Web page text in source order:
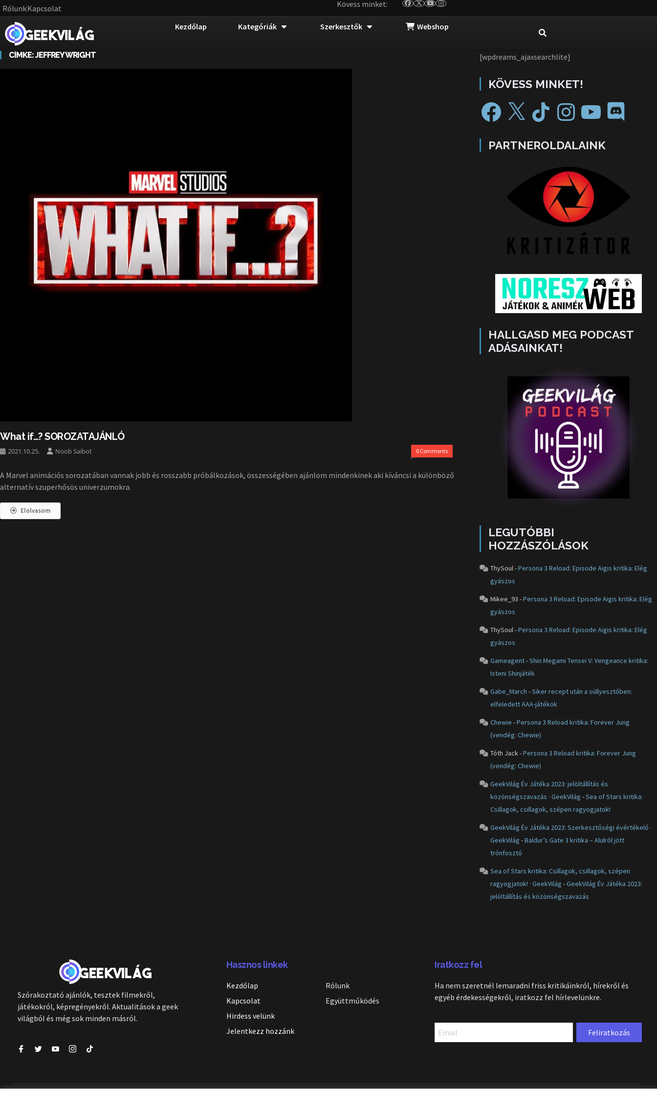
RólunkKapcsolat Kövess minket:
Kezdőlap Kategóriák Szerkesztők Webshop
CÍMKE:JEFFREY WRIGHT
What if…? SOROZATAJÁNLÓ
2021.10.25. Noob Saibot 0 Comments
A Marvel animációs sorozatában vannak jobb és rosszabb próbálkozások, összességében ajánlom mindenkinek aki kíváncsi a különböző
alternatív szuperhősös univerzumokra.
Elolvasom
[wpdreams_ajaxsearchlite]
KÖVESS MINKET!
PARTNEROLDALAINK
HALLGASD MEG PODCAST
ADÁSAINKAT!
LEGUTÓBBI
HOZZÁSZÓLÁSOK
ThySoul-Persona 3 Reload: Episode Aigis kritika: Elég
gyászos
Mikee_93 -Persona 3 Reload: Episode Aigis kritika: Elég
gyászos
ThySoul-Persona 3 Reload: Episode Aigis kritika: Elég
gyászos
Gameagent-Shin Megami Tensei V: Vengeance kritika:
Isteni Shinjáték
Gabe_March -Siker recept után a süllyesztőben:
elfeledett AAA-játékok
Chewie -Persona 3 Reload kritika: Forever Jung
(vendég: Chewie)
Tóth Jack-Persona 3 Reload kritika: Forever Jung
(vendég: Chewie)
GeekVilág Év Játéka 2023: jelöltállítás és
közönségszavazás · GeekVilág -Sea of Stars kritika:
Csillagok, csillagok, szépen ragyogjatok!
GeekVilág Év Játéka 2023: Szerkesztőségi évértékelő ·
GeekVilág -Baldur’s Gate 3 kritika – Alulról jött
trónfosztó
Sea of Stars kritika: Csillagok, csillagok, szépen
ragyogjatok! · GeekVilág -GeekVilág Év Játéka 2023:
jelöltállítás és közönségszavazás
Szórakoztató ajánlók, tesztek filmekről,
játékokról, képregényekről. Aktualitások a geek
világból és még sok minden másról.
Hasznos linkek
Kezdőlap
Kapcsolat
Hirdess velünk
Jelentkezz hozzánk
Rólunk
Együttműködés
Iratkozz fel
Ha nem szeretnél lemaradni friss kritikáinkról, hírekről és
egyéb érdekességekről, iratkozz fel hírlevelünkre.
Feliratkozás